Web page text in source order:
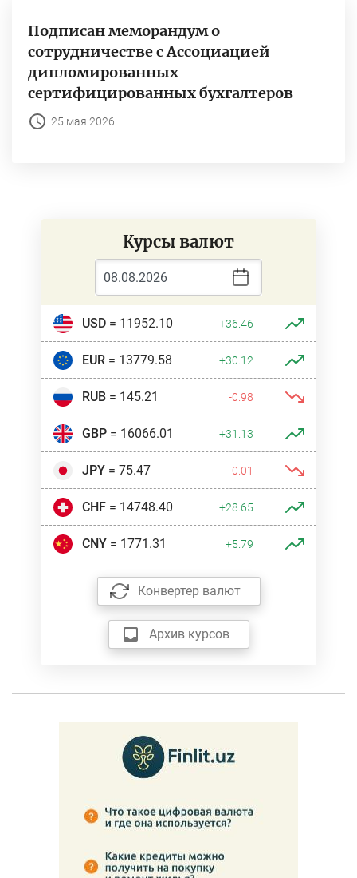
Подписан меморандум о
сотрудничестве с Ассоциацией
дипломированных
сертифицированных бухгалтеров
25 мая 2026
Курсы валют
USD= 11952.10 +36.46
EUR= 13779.58 +30.12
RUB= 145.21 -0.98
GBP= 16066.01 +31.13
JPY= 75.47 -0.01
CHF= 14748.40 +28.65
CNY= 1771.31 +5.79
Конвертер валют
Архив курсов